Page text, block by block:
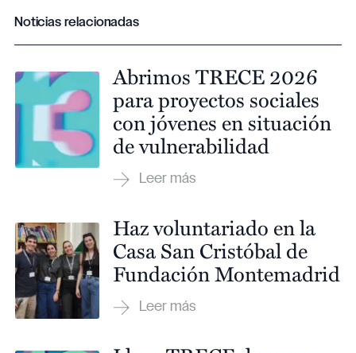
Noticias relacionadas
Abrimos TRECE 2026
para proyectos sociales
con jóvenes en situación
de vulnerabilidad
Haz voluntariado en la
Casa San Cristóbal de
Fundación Montemadrid